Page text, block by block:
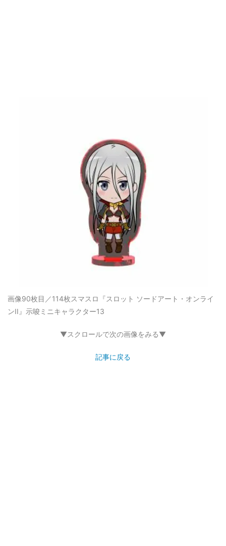
画像90枚目／114枚スマスロ『スロット ソードアート・オンライ
ンII』示唆ミニキャラクター13
▼スクロールで次の画像をみる▼
記事に戻る